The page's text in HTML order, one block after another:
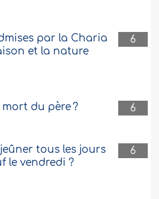
6
par la Charia
et la nature
6
du père ?
6
tous les jours
le vendredi ?